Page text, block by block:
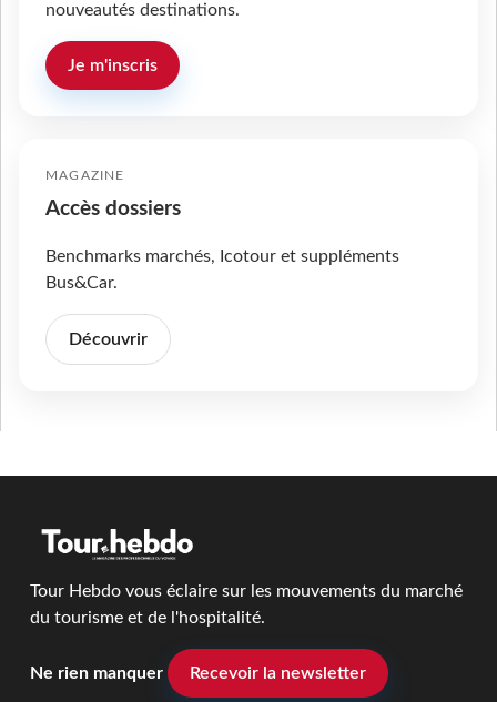
nouveautés destinations.
Je m'inscris
MAGAZINE
Accès dossiers
Benchmarks marchés, Icotour et suppléments
Bus&Car.
Découvrir
Tour Hebdo vous éclaire sur les mouvements du marché
du tourisme et de l'hospitalité.
Ne rien manquer Recevoir la newsletter